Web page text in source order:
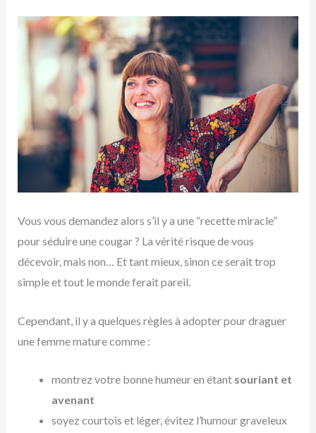
Vous vous demandez alors s’il y a une “recette miracle”
pour séduire une cougar ? La vérité risque de vous
décevoir, mais non… Et tant mieux, sinon ce serait trop
simple et tout le monde ferait pareil.
Cependant, il y a quelques règles à adopter pour draguer
une femme mature comme :
montrez votre bonne humeur en étant souriant et
avenant
soyez courtois et léger, évitez l’humour graveleux